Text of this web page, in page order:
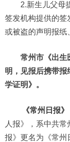
2.新生儿父母
签发机构提供的签
或被盗的声明报纸
常州市《出生
明，见报后携带
学证明》。
《常州日报》
人报》，系中共
报》更名为《常州